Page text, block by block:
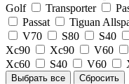
Golf
Transporter
Passat
Tiguan
V70
S80 S40
Xc90
Xc90 V60
Xc60
S40 V60
Выбрать все Сбросить